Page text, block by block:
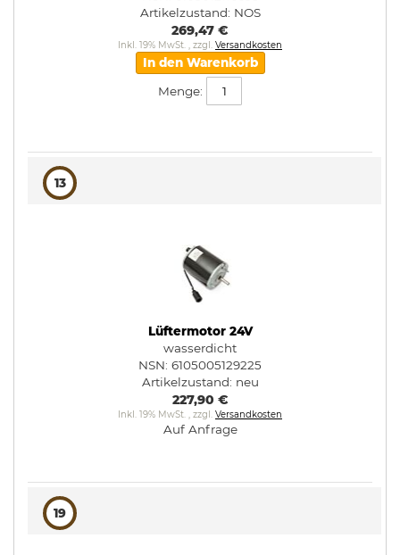
Artikelzustand: NOS
269,47 €
Inkl. 19% MwSt. , zzgl. Versandkosten
In den Warenkorb
Menge:
13
Lüftermotor 24V
wasserdicht
NSN: 6105005129225
Artikelzustand: neu
227,90 €
Inkl. 19% MwSt. , zzgl. Versandkosten
Auf Anfrage
19